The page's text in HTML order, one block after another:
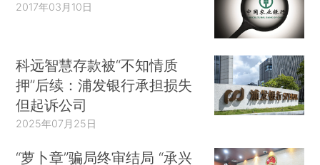
2017年03月10日
科远智慧存款被“不知情质
押”后续：浦发银行承担损失
但起诉公司
2025年07月25日
“萝卜章”骗局终审结局 “承兴